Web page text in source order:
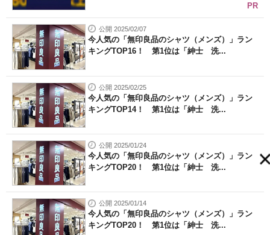
PR
公開 2025/02/07
今人気の「無印良品のシャツ（メンズ）」ラン
キングTOP16！ 第1位は「紳士 洗...
公開 2025/02/25
今人気の「無印良品のシャツ（メンズ）」ラン
キングTOP14！ 第1位は「紳士 洗...
公開 2025/01/24
今人気の「無印良品のシャツ（メンズ）」ラン
キングTOP20！ 第1位は「紳士 洗...
公開 2025/01/14
今人気の「無印良品のシャツ（メンズ）」ラン
キングTOP20！ 第1位は「紳士 洗...